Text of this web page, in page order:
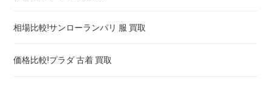
ルイヴィトン タンブール 買取 ! 高く売るには
シャネル j12 クロノグラフ 買取 ! 高く売るには
シャネル プルミエール 買取 価格 相場 ! 高く売るには
相場比較!サンローランパリ 服 買取
価格比較!プラダ 古着 買取